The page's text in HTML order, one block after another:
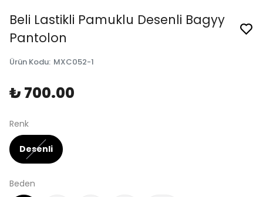
Beli Lastikli Pamuklu Desenli Bagyy
Pantolon
Ürün Kodu: MXC052-1
₺ 700.00
Renk
Desenli
Beden